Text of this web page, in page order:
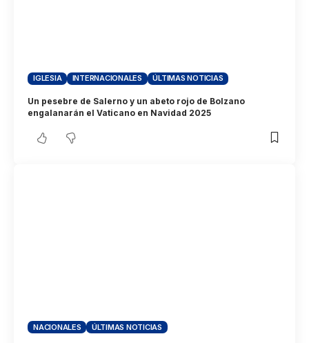
IGLESIA INTERNACIONALES ÚLTIMAS NOTICIAS
Un pesebre de Salerno y un abeto rojo de Bolzano
engalanarán el Vaticano en Navidad 2025
NACIONALES ÚLTIMAS NOTICIAS